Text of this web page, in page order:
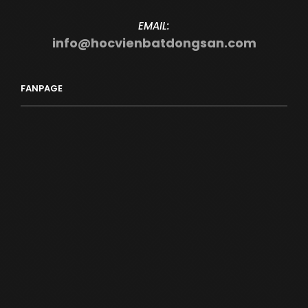
EMAIL:
info@hocvienbatdongsan.com
FANPAGE